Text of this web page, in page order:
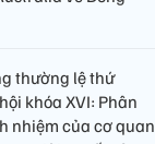
thường lệ thứ
khóa XVI: Phân
nhiệm của cơ quan